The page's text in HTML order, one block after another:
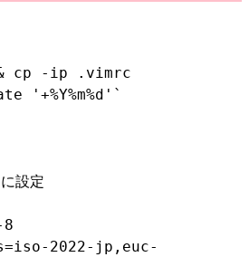
cp -ip .vimrc
'+%Y%m%d'`
設定
2022-jp,euc-